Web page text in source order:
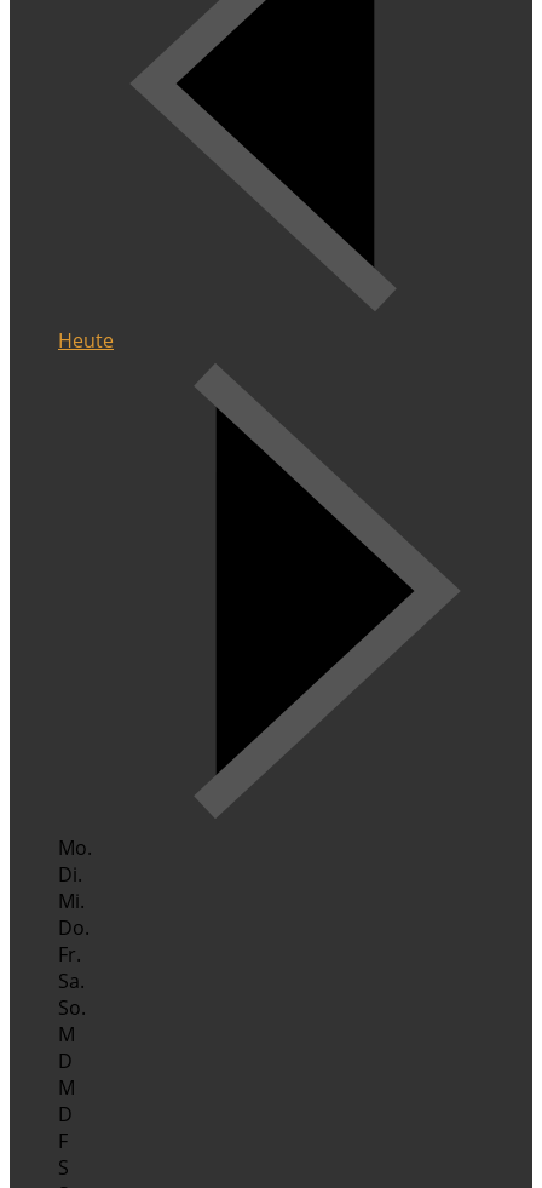
Heute
Mo.
Di.
Mi.
Do.
Fr.
Sa.
So.
M
D
M
D
F
S